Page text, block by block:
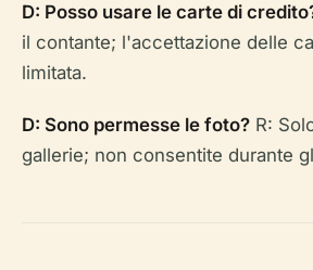
D: Posso usare le carte di
il contante; l'accettazione delle
limitata.
D: Sono permesse le foto? R:
gallerie; non consentite durante